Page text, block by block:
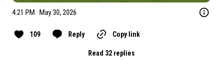
4:21 PM · May 30, 2026
109 Reply Copy link
Read 32 replies